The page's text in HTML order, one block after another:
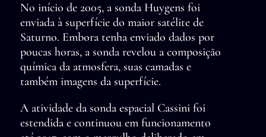
No início de 2005, a sonda Huygens foi
enviada à superfície do maior satélite de
Saturno. Embora tenha enviado dados por
poucas horas, a sonda revelou a composição
química da atmosfera, suas camadas e
também imagens da superfície.
A atividade da sonda espacial Cassini foi
estendida e continuou em funcionamento